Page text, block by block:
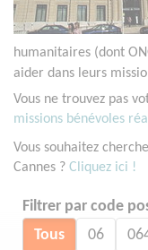
humanitaires (dont
aider dans leurs
Vous ne trouvez pas
missions bénévoles
Vous souhaitez
Cannes ? Cliquez ici !
Filtrer par code
Tous 06